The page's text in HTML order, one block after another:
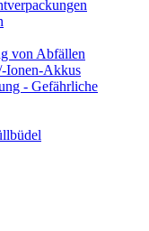
von Abfällen
Ionen-Akkus
- Gefährliche